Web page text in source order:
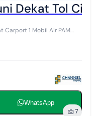
Dekat Tol
Carport 1 Mobil Air PAM
WhatsApp
7